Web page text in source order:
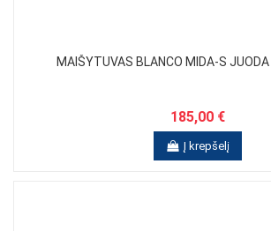
MAIŠYTUVAS BLANCO MIDA-S
185,00 €
Į krepšelį